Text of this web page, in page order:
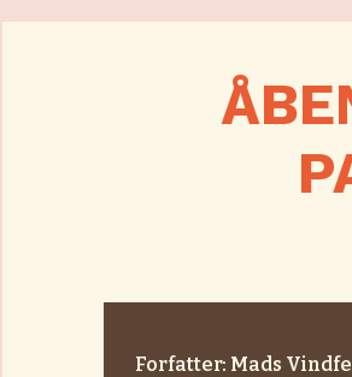
Forfatter: Mads